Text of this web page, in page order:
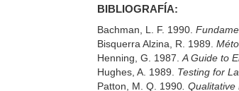
BIBLIOGRAFÍA:
Bachman, L. F. 1990.
Bisquerra Alzina, R. 1989.
Henning, G. 1987. A Guide to
Hughes, A. 1989. Testing for
Patton, M. Q. 1990 .